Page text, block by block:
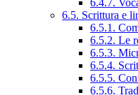
6.4.7.
6.5. Scrittura e
6.5.1.
6.5.2. Le
6.5.3.
6.5.4.
6.5.5.
6.5.6.